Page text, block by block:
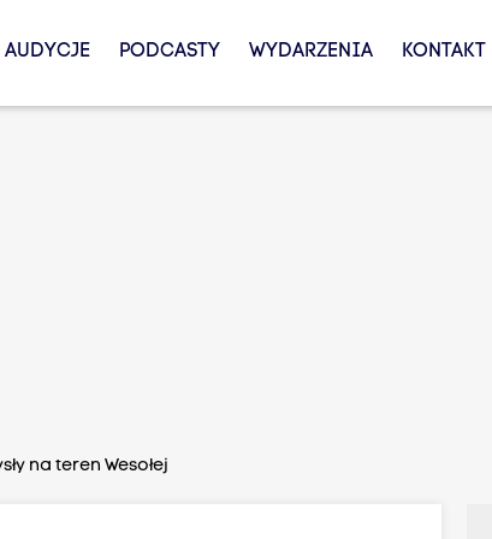
AUDYCJE PODCASTY WYDARZENIA KONTAKT
na teren Wesołej